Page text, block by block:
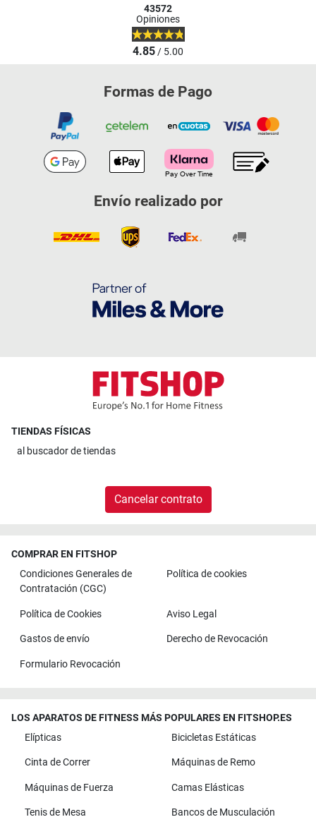
43572
Opiniones
4.85/ 5.00
Formas de Pago
Envío realizado por
TIENDAS FÍSICAS
al buscador de tiendas
Cancelar contrato
COMPRAR EN FITSHOP
Condiciones Generales de
Contratación (CGC)
Política de cookies
Política de Cookies Aviso Legal
Gastos de envío Derecho de Revocación
Formulario Revocación
LOS APARATOS DE FITNESS MÁS POPULARES EN FITSHOP.ES
Elípticas
Bicicletas Estáticas
Cinta de Correr Máquinas de Remo
Máquinas de Fuerza Camas Elásticas
Tenis de Mesa Bancos de Musculación